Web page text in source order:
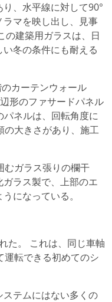
、水平線に対して90°
マを映し出し、見事
の建築用ガラスは、日
冬の条件にも耐える
カーテンウォール
形のファサードパネル
ネルは、回転角度に
の大きさがあり、施工
むガラス張りの欄干
ラス製で、上部のエ
になっている。
た。 これは、同じ車軸
運転できる初めてのシ
テムにはない多くの